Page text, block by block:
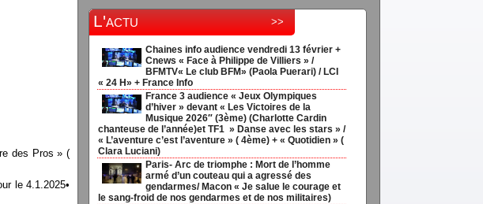
des Pros » (
le 4.1.2025•
L'actu >>
Chaines info audience vendredi 13 février +
Cnews « Face à Philippe de Villiers » /
BFMTV« Le club BFM» (Paola Puerari) / LCI
« 24 H» + France Info
France 3 audience « Jeux Olympiques
d’hiver » devant « Les Victoires de la
Musique 2026″ (3ème) (Charlotte Cardin
chanteuse de l’année)et TF1 » Danse avec les stars » /
« L’aventure c’est l’aventure » ( 4ème) + « Quotidien » (
Clara Luciani)
Paris- Arc de triomphe : Mort de l’homme
armé d’un couteau qui a agressé des
gendarmes/ Macon « Je salue le courage et
le sang-froid de nos gendarmes et de nos militaires)